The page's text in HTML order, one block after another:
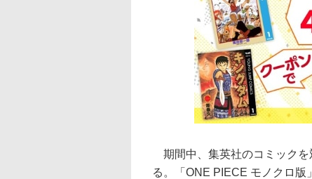
期間中、集英社のコミックを
る。「ONE PIECE モノクロ